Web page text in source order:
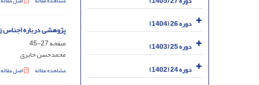
پژوهشی درباره
صفحه27-45
محمدحسن حایری
مشاهده مقاله اصل مقاله
دوره 26 (1404)
دوره 25 (1403)
دوره 24 (1402)